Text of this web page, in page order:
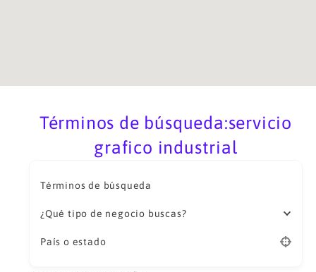
Términos de búsqueda:servicio
grafico industrial
Términos de búsqueda
¿Qué tipo de negocio buscas?
País o estado